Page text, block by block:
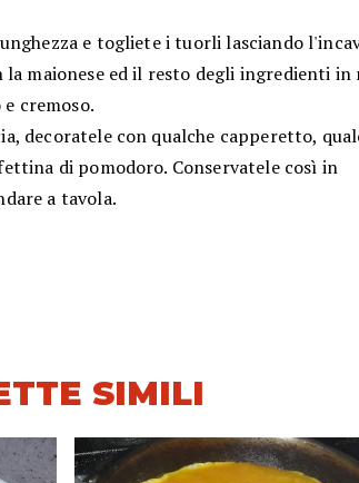
e togliete i tuorli lasciando
maionese ed il resto degli ingredienti in
cremoso.
decoratele con qualche capperetto,
di pomodoro. Conservatele così in
a tavola.
SIMILI